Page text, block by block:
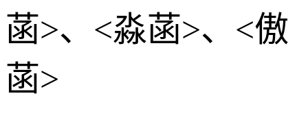
菡>、<淼菡>、<傲
菡>